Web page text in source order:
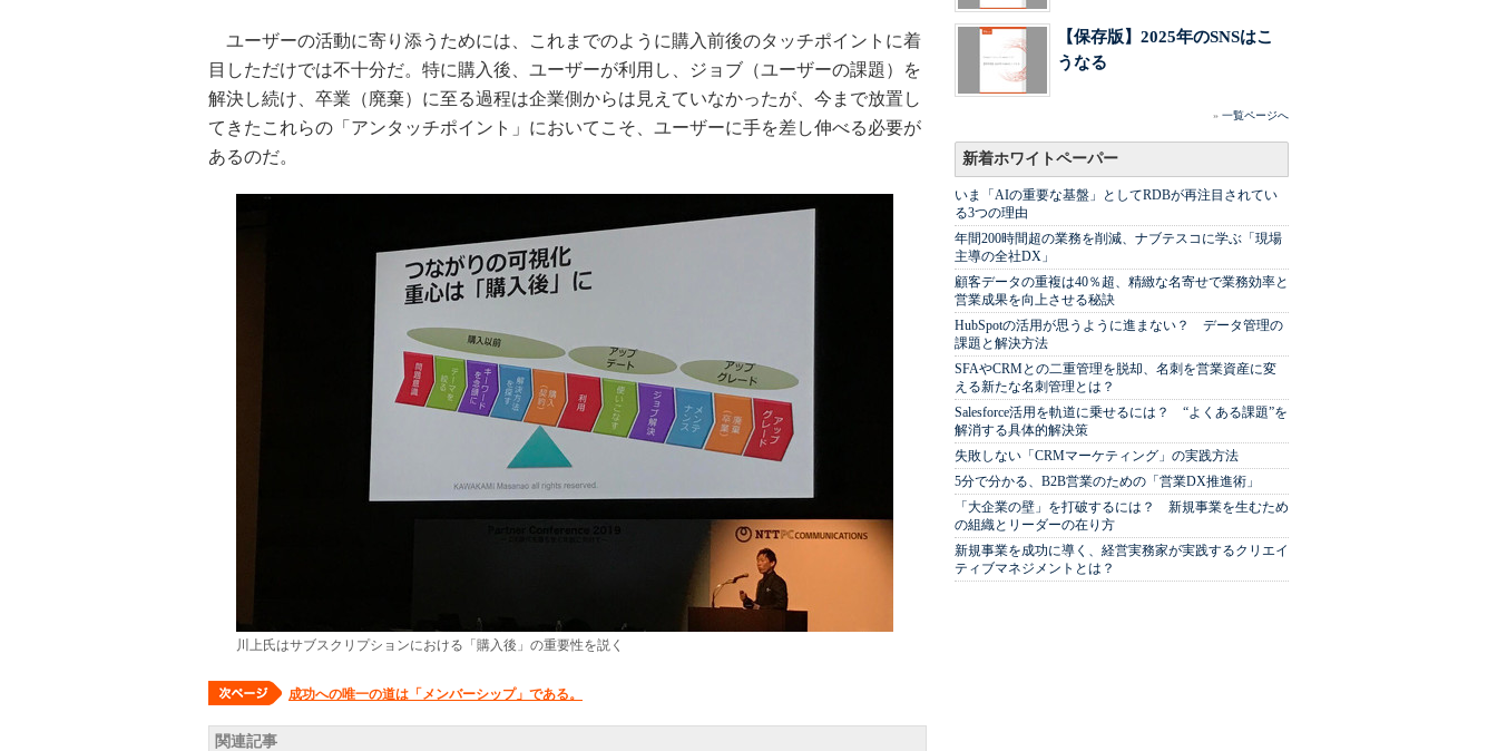
ユーザーの活動に寄り添うためには、これまでのように購入前後のタッチポイントに着
目しただけでは不十分だ。特に購入後、ユーザーが利用し、ジョブ（ユーザーの課題）を
解決し続け、卒業（廃棄）に至る過程は企業側からは見えていなかったが、今まで放置し
てきたこれらの「アンタッチポイント」においてこそ、ユーザーに手を差し伸べる必要が
あるのだ。
川上氏はサブスクリプションにおける「購入後」の重要性を説く
成功への唯一の道は「メンバーシップ」である。
関連記事
【保存版】2025年のSNSはこ
うなる
» 一覧ページへ
新着ホワイトペーパー
いま「AIの重要な基盤」としてRDBが再注目されてい
る3つの理由
年間200時間超の業務を削減、ナブテスコに学ぶ「現場
主導の全社DX」
顧客データの重複は40％超、精緻な名寄せで業務効率と
営業成果を向上させる秘訣
HubSpotの活用が思うように進まない？ データ管理の
課題と解決方法
SFAやCRMとの二重管理を脱却、名刺を営業資産に変
える新たな名刺管理とは？
Salesforce活用を軌道に乗せるには？ “よくある課題”を
解消する具体的解決策
失敗しない「CRMマーケティング」の実践方法
5分で分かる、B2B営業のための「営業DX推進術」
「大企業の壁」を打破するには？ 新規事業を生むため
の組織とリーダーの在り方
新規事業を成功に導く、経営実務家が実践するクリエイ
ティブマネジメントとは？